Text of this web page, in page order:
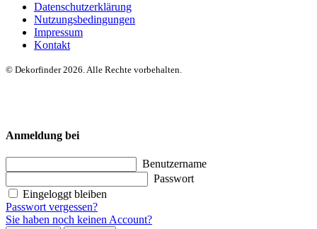
Datenschutzerklärung
Nutzungsbedingungen
Impressum
Kontakt
© Dekorfinder 2026. Alle Rechte vorbehalten.
Anmeldung bei
Benutzername
Passwort
Eingeloggt bleiben
Passwort vergessen?
Sie haben noch keinen Account?